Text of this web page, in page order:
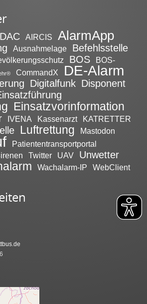
AIRCIS AlarmApp
Ausnahmelage Befehlsstelle
BOS
BOS-
CommandX DE-Alarm
Digitalfunk Disponent
Einsatzvorinformation
IVENA Kassenarzt
KATRETTER
Luftrettung
Mastodon
Patiententransportportal
Twitter UAV
Unwetter
Wachalarm-IP WebClient